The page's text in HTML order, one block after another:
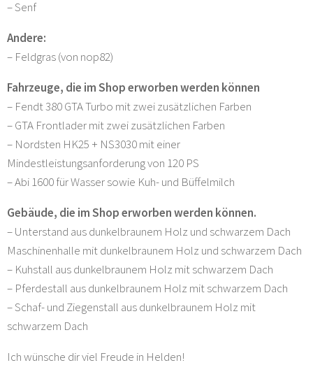
– Senf
Andere:
– Feldgras (von nop82)
Fahrzeuge, die im Shop erworben werden können
– Fendt 380 GTA Turbo mit zwei zusätzlichen Farben
– GTA Frontlader mit zwei zusätzlichen Farben
– Nordsten HK25 + NS3030 mit einer
Mindestleistungsanforderung von 120 PS
– Abi 1600 für Wasser sowie Kuh- und Büffelmilch
Gebäude, die im Shop erworben werden können.
– Unterstand aus dunkelbraunem Holz und schwarzem Dach
Maschinenhalle mit dunkelbraunem Holz und schwarzem Dach
– Kuhstall aus dunkelbraunem Holz mit schwarzem Dach
– Pferdestall aus dunkelbraunem Holz mit schwarzem Dach
– Schaf- und Ziegenstall aus dunkelbraunem Holz mit
schwarzem Dach
Ich wünsche dir viel Freude in Helden!